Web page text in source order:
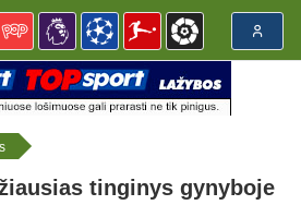
tinginys gynyboje